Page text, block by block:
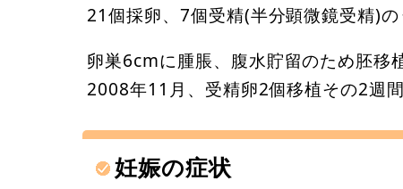
21個採卵、7個受精(半分顕微鏡受精)
卵巣6cmに腫脹、腹水貯留のため胚移
2008年11月、受精卵2個移植その2週間
妊娠の症状